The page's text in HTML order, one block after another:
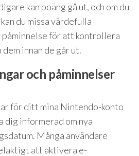
kan poäng gå ut, och om du
du missa värdefulla
påminnelse för att kontrollera
innan de går ut.
och påminnelser
för ditt mina Nintendo-konto
dig informerad om nya
Många användare
att aktivera e-